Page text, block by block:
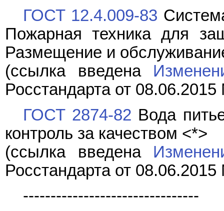
ГОСТ 12.4.009-83
Пожарная техника для
Размещение и
(ссылка введена
Росстандарта от 08.06.2015
ГОСТ 2874-82 Вода
контроль за качеством <*>
(ссылка введена
Росстандарта от 08.06.2015
--------------------------------